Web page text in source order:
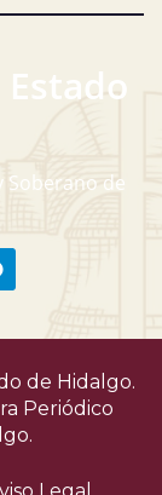
Soberano de
de Hidalgo.
Periódico
Legal